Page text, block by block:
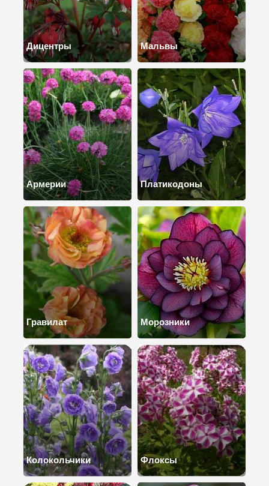
Дицентры Мальвы
Армерии Платикодоны
Гравилат Морозники
Колокольчики Флоксы